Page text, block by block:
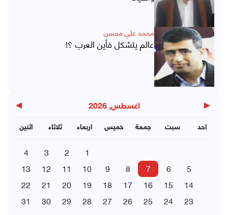
محمد علي محسن
عالم يتشكل فأين العرب ؟!
◀ اغسطس, 2026 ▶
اثنين ثلاثاء اربعاء خميس جمعة سبت احد
1
2
3
4
5
6
7
8
9
10
11
12
13
14
15
16
17
18
19
20
21
22
23
24
25
26
27
28
29
30
31